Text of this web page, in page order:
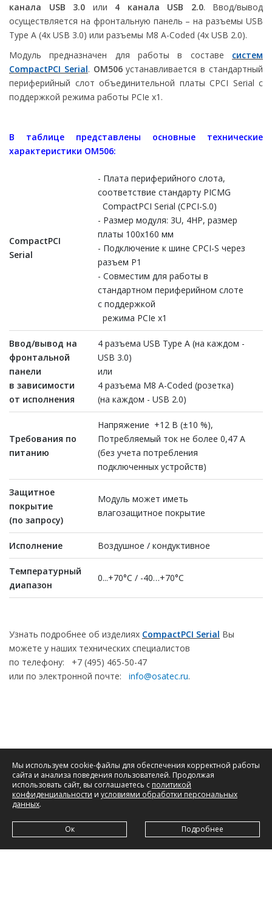
канала USB 3.0 или 4 канала USB 2.0. Ввод/вывод
осуществляется на фронтальную панель – на разъемы USB
Type A (4x USB 3.0) или разъемы M8 A-Coded (4x USB 2.0).
Модуль предназначен для работы в составе систем
CompactPCI Serial. ОМ506устанавливается в стандартный
периферийный слот объединительной платы CPCI Serial с
поддержкой режима работы PCIe x1.
В таблице представлены основные технические
характеристики ОМ506:
CompactPCI
Serial
- Плата периферийного слота,
соответствие стандарту PICMG
CompactPCI Serial (CPCI-S.0)
- Размер модуля: 3U, 4HP, размер
платы 100x160 мм
- Подключение к шине CPCI-S через
разъем P1
- Совместим для работы в
стандартном периферийном слоте
с поддержкой
режима PCIe x1
Ввод/вывод на
фронтальной
панели
в зависимости
от исполнения
4 разъема USB Type A (на каждом -
USB 3.0)
или
4 разъема M8 A-Coded (розетка)
(на каждом - USB 2.0)
Требования по
питанию
Напряжение +12 В (±10 %),
Потребляемый ток не более 0,47 А
(без учета потребления
подключенных устройств)
Защитное
покрытие
(по запросу)
Модуль может иметь
влагозащитное покрытие
Исполнение Воздушное / кондуктивное
Температурный
диапазон
0...+70°С / -40…+70°С
Узнать подробнее об изделиях CompactPCI Serial Вы
можете у наших технических специалистов
по телефону: +7 (495) 465-50-47
или по электронной почте: info@osatec.ru.
Мы используем cookie-файлы для обеспечения корректной работы
сайта и анализа поведения пользователей. Продолжая
использовать сайт, вы соглашаетесь с политикой
конфиденциальности и условиями обработки персональных
данных.
Ок Подробнее